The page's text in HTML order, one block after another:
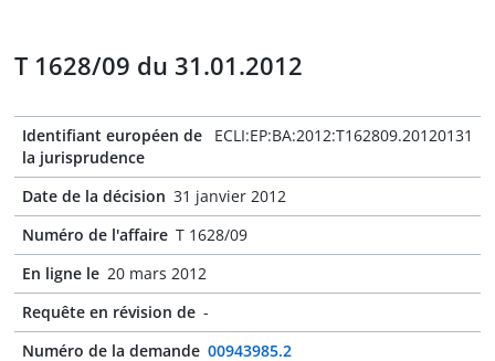
T 1628/09 du 31.01.2012
Identifiant européen de
la jurisprudence
ECLI:EP:BA:2012:T162809.20120131
Date de la décision 31 janvier 2012
Numéro de l'affaire T 1628/09
En ligne le 20 mars 2012
Requête en révision de -
Numéro de la demande 00943985.2